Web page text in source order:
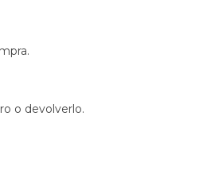
o devolverlo.